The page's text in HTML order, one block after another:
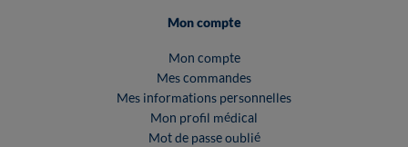
Mon compte
Mon compte
Mes commandes
Mes informations personnelles
Mon profil médical
Mot de passe oublié